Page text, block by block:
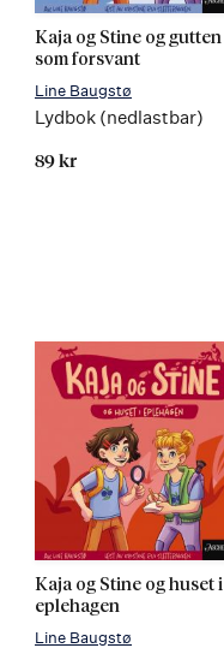
Kaja og Stine og gutten
som forsvant
Line Baugstø
Lydbok (nedlastbar)
89 kr
Kaja og Stine og huset i
eplehagen
Line Baugstø